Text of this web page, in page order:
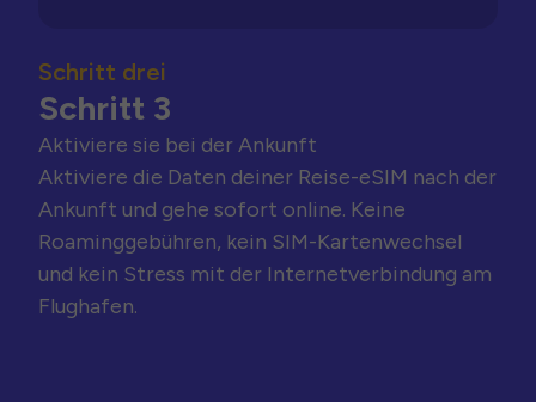
Schritt drei
Schritt 3
Aktiviere sie bei der Ankunft
Aktiviere die Daten deiner Reise-eSIM nach der
Ankunft und gehe sofort online. Keine
Roaminggebühren, kein SIM-Kartenwechsel
und kein Stress mit der Internetverbindung am
Flughafen.